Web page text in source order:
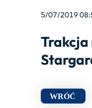
5/07/2019
Trakcja
WRÓĆ